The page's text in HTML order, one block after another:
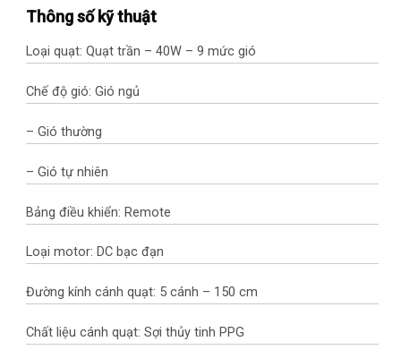
Thông số kỹ thuật
Loại quạt: Quạt trần – 40W – 9 mức gió
Chế độ gió: Gió ngủ
– Gió thường
– Gió tự nhiên
Bảng điều khiển: Remote
Loại motor: DC bạc đạn
Đường kính cánh quạt: 5 cánh – 150 cm
Chất liệu cánh quạt: Sợi thủy tinh PPG